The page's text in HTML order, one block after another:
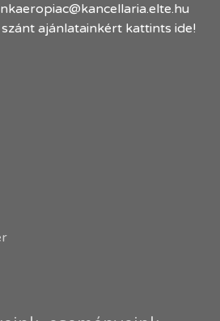
ajánlatainkért kattints ide!